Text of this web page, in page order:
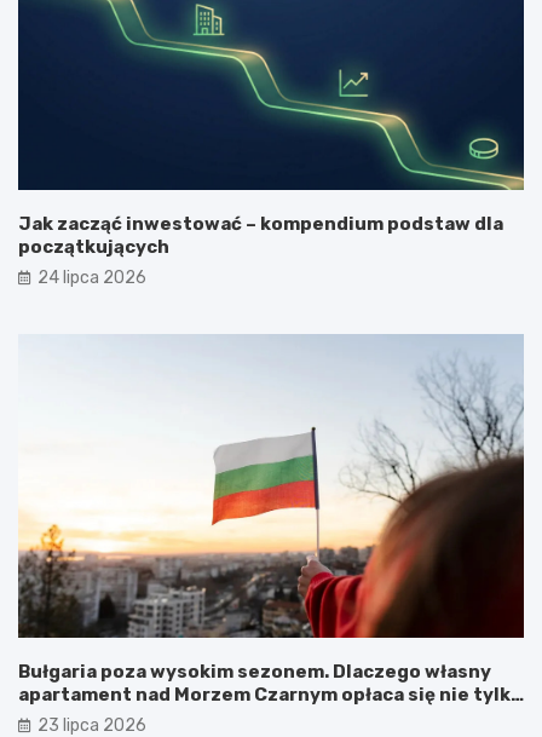
Jak zacząć inwestować – kompendium podstaw dla
początkujących
24 lipca 2026
Bułgaria poza wysokim sezonem. Dlaczego własny
apartament nad Morzem Czarnym opłaca się nie tylko
latem?
23 lipca 2026